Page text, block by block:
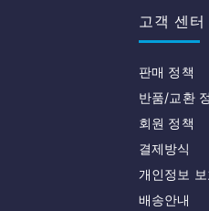
고객 센터
판매 정책
반품/교환
회원 정책
결제방식
개인정보
배송안내